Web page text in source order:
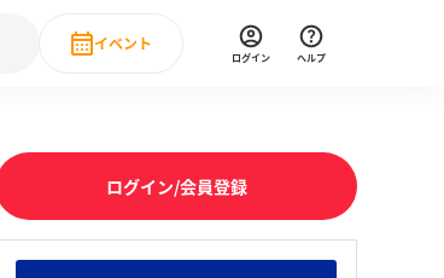
員インタビュー
イベント
直近のイベント一覧
ログイン ヘルプ
ログイン/会員登録